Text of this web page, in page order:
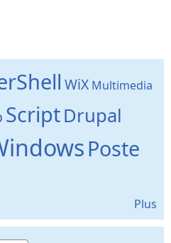
WiX Multimedia
ScriptDrupal
Poste
Plus